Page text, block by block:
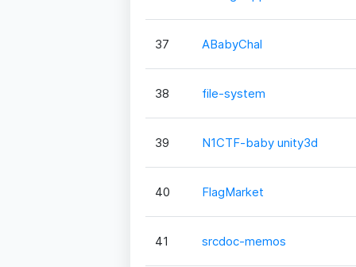
37 ABabyChal
38 file-system
39 N1CTF-baby unity3d
40 FlagMarket
41 srcdoc-memos